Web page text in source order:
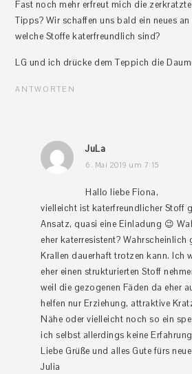
Fast noch mehr erfreut mich die
Tipps? Wir schaffen uns bald ein neues
welche Stoffe katerfreundlich sind?
LG und ich drücke dem Teppich die
ANTWORTEN
JuLa
6. Mai 2019 um 7:15
Hallo liebe Fiona,
vielleicht ist katerfreundlicher Stoff
Ansatz, quasi eine Einladung 😉
eher katerresistent? Wahrscheinlich
Krallen dauerhaft trotzen kann. Ich
eher einen strukturierten Stoff
weil die gezogenen Fäden da eher
helfen nur Erziehung, attraktive
Nähe oder vielleicht noch so ein
ich selbst allerdings keine
Liebe Grüße und alles Gute fürs
Julia